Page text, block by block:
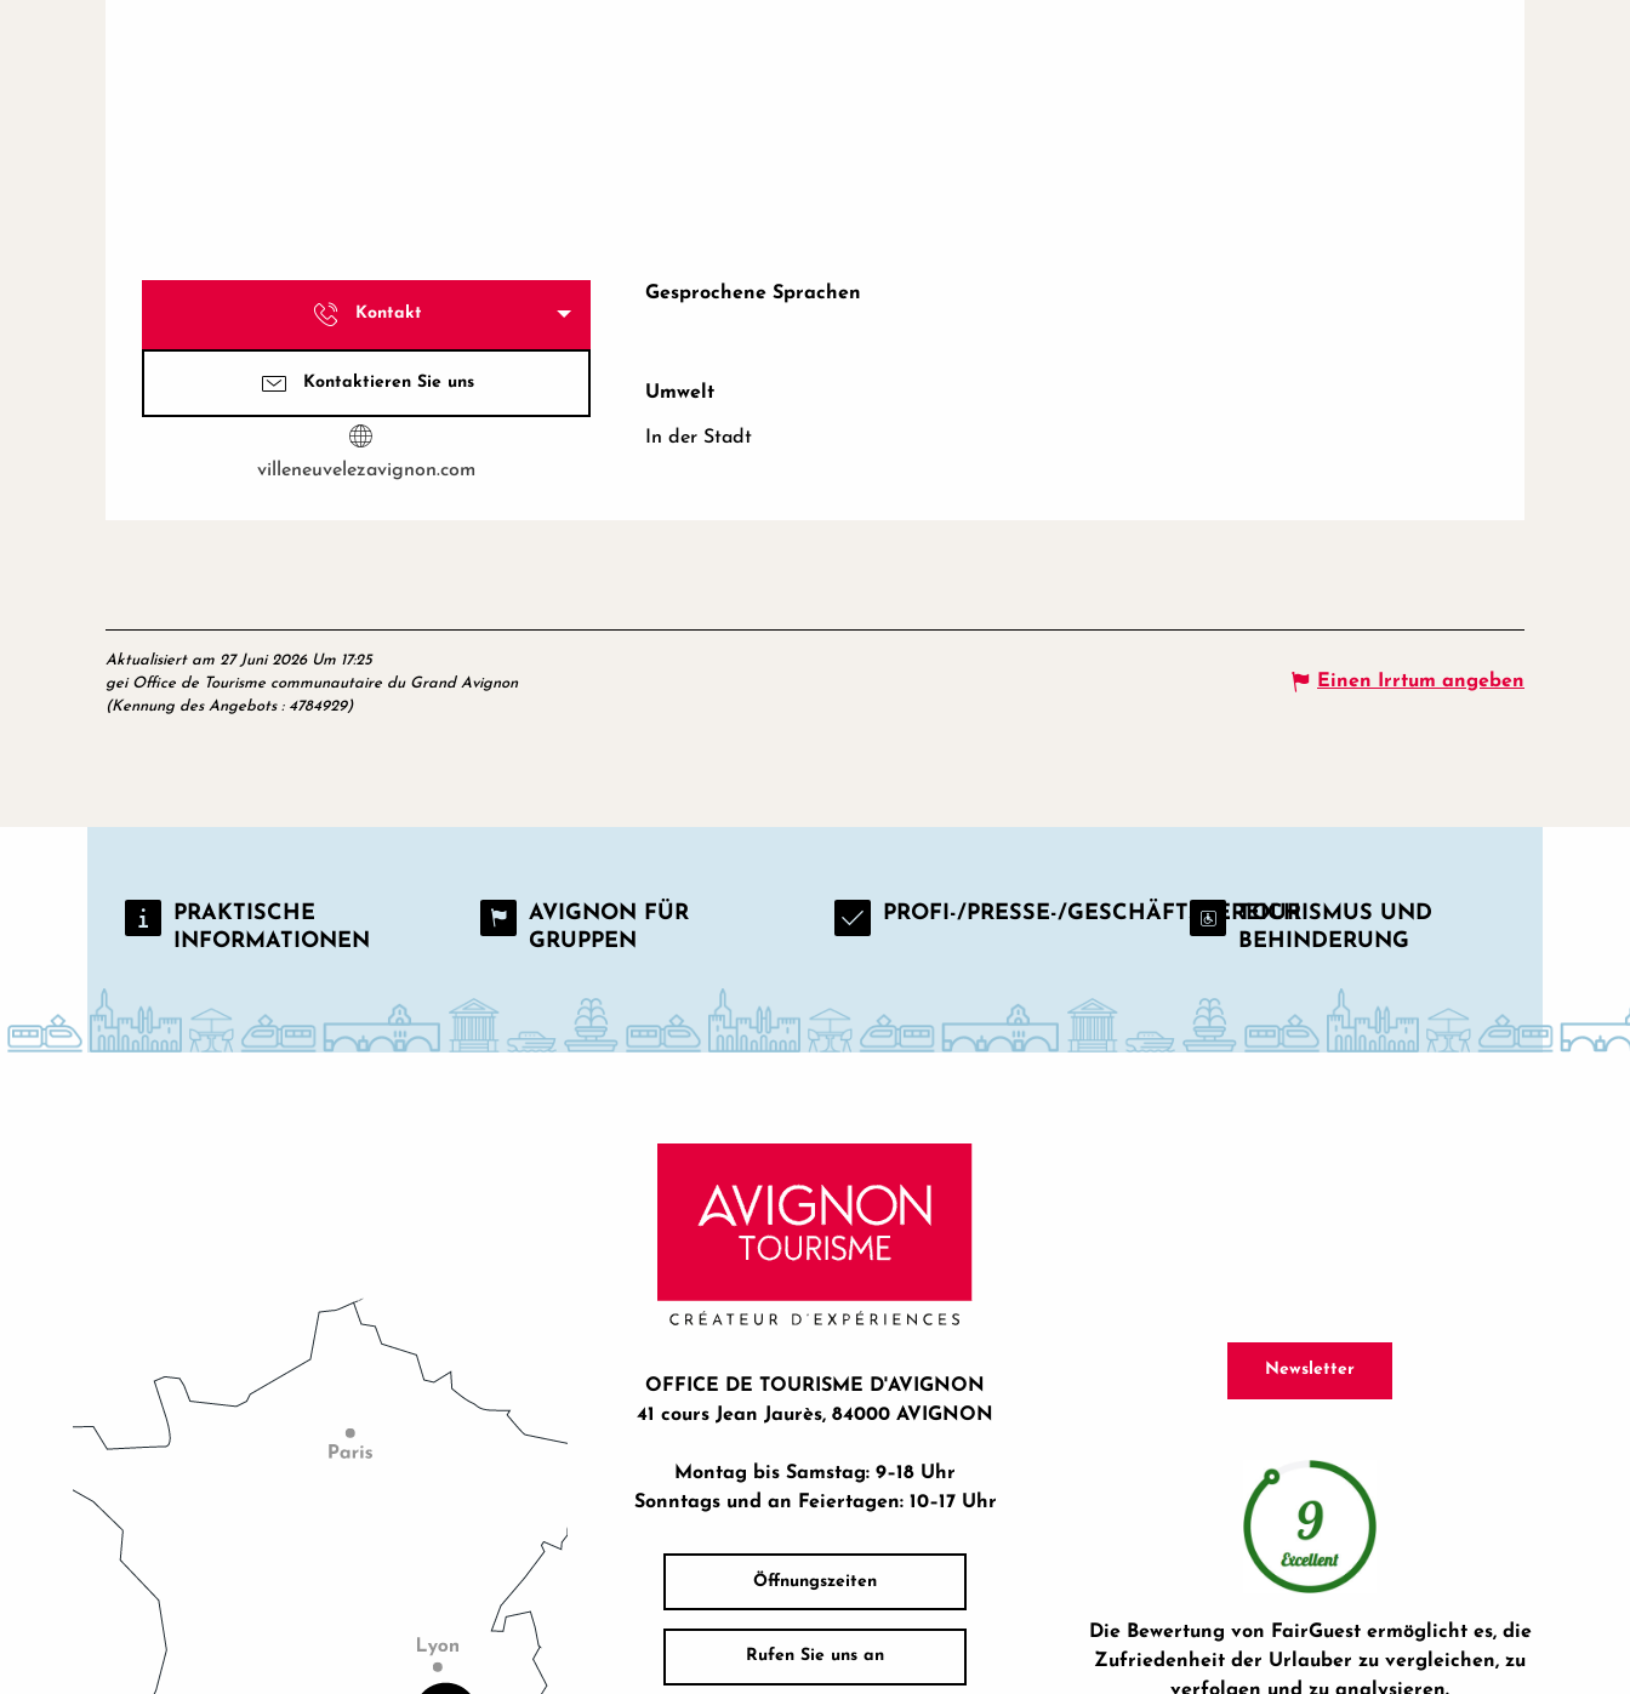
Kontakt
Kontaktieren Sie uns
villeneuvelezavignon.com
Gesprochene Sprachen
Gesprochene Sprachen
Umwelt
Umwelt
In der Stadt
Aktualisiert am 27 Juni 2026 Um 17:25
gei Office de Tourisme communautaire du Grand Avignon
(Kennung des Angebots : 4784929)
Einen Irrtum angeben
PRAKTISCHE
INFORMATIONEN
AVIGNON FÜR
GRUPPEN
PROFI-/PRESSE-/GESCHÄFTSBEREICHTOURISMUS UND
BEHINDERUNG
OFFICE DE TOURISME D'AVIGNON
41 cours Jean Jaurès, 84000 AVIGNON
Montag bis Samstag: 9–18 Uhr
Sonntags und an Feiertagen: 10–17 Uhr
Öffnungszeiten
Rufen Sie uns an
Newsletter
Die Bewertung von FairGuest ermöglicht es, die
Zufriedenheit der Urlauber zu vergleichen, zu